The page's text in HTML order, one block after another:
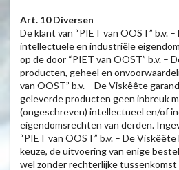
Art. 10 Diversen
De klant van “PIET van OOST” b.v.
intellectuele en industriële
op de door “PIET van OOST” b.v. –
producten, geheel en
van OOST” b.v. – De Viskêête
geleverde producten geen inbreuk
(ongeschreven) intellectueel en/of
eigendomsrechten van derden.
“PIET van OOST” b.v. – De
keuze, de uitvoering van enige
wel zonder rechterlijke